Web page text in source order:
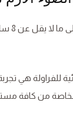
للفراولة هي
من كافة